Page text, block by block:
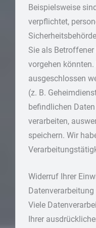
Beispielsweise
verpflichtet,
Sie als
vorgehen
ausgeschlossen
(z. B.
befindlichen
verarbeiten,
speichern. Wir
Widerruf Ihrer
Datenverarbeitung
Viele
Ihrer